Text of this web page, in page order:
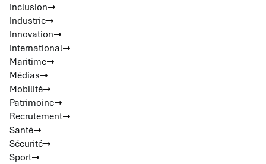
Inclusion
Industrie
Innovation
International
Maritime
Médias
Mobilité
Patrimoine
Recrutement
Santé
Sécurité
Sport